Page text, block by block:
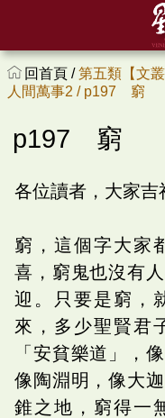
回首頁 /第五類【文
人間萬事2 / p197 窮
p197 窮
各位讀者，大家吉
窮，這個字大家
喜，窮鬼也沒有
迎。只要是窮，
來，多少聖賢君
「安貧樂道」，
像陶淵明，像大
錐之地，窮得一